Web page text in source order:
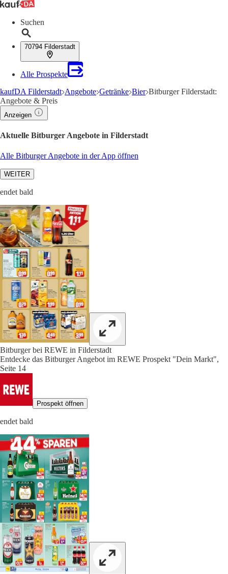
Suchen
70794 Filderstadt
Alle Prospekte
kaufDA Filderstadt Angebote Getränke Bier Bitburger Filderstadt:
Angebote & Preis
Anzeigen
Aktuelle Bitburger Angebote in Filderstadt
Alle Bitburger Angebote in der App öffnen
WEITER
endet bald
Bitburger bei REWE in Filderstadt
Entdecke das Bitburger Angebot im REWE Prospekt "Dein Markt",
Seite 14
Prospekt öffnen
endet bald